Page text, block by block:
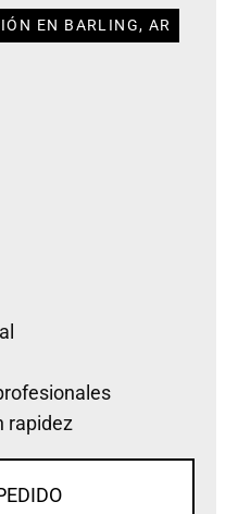
EN BARLING, AR
rapidez